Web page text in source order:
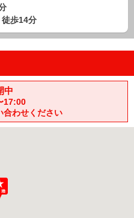
歩14分
中
17:00
合わせください